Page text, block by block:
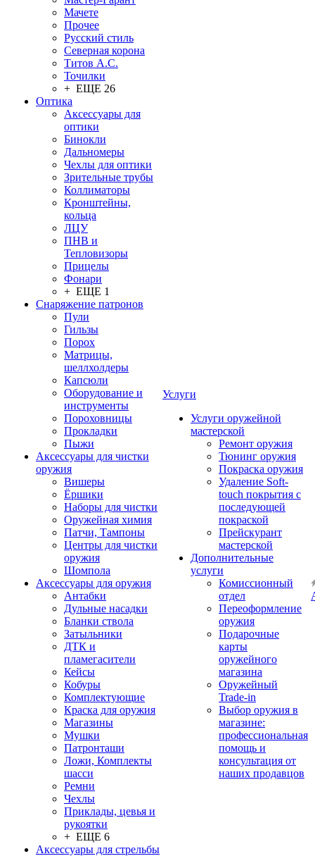
Мачете
Прочее
Русский стиль
Северная корона
Титов А.С.
Точилки
+ ЕЩЕ 26
Оптика
Аксессуары для
оптики
Бинокли
Дальномеры
Чехлы для оптики
Зрительные трубы
Коллиматоры
Кронштейны,
кольца
ЛЦУ
ПНВ и
Тепловизоры
Прицелы
Фонари
+ ЕЩЕ 1
Снаряжение патронов
Пули
Гильзы
Порох
Матрицы,
шеллхолдеры
Капсюли
Оборудование и
инструменты
Пороховницы
Прокладки
Пыжи
Аксессуары для чистки
оружия
Вишеры
Ёршики
Наборы для чистки
Оружейная химия
Патчи, Тампоны
Центры для чистки
оружия
Шомпола
Аксессуары для оружия
Антабки
Дульные насадки
Бланки ствола
Затыльники
ДТК и
пламегасители
Кейсы
Кобуры
Комплектующие
Краска для оружия
Магазины
Мушки
Патронташи
Ложи, Комплекты
шасси
Ремни
Чехлы
Приклады, цевья и
рукоятки
+ ЕЩЕ 6
Аксессуары для стрельбы
Услуги
Услуги оружейной
мастерской
Ремонт оружия
Тюнинг оружия
Покраска оружия
Удаление Soft-
touch покрытия с
последующей
покраской
Прейскурант
мастерской
Дополнительные
услуги
Комиссионный
отдел
Переоформление
оружия
Подарочные
карты
оружейного
магазина
Оружейный
Trade-in
Выбор оружия в
магазине:
профессиональная
помощь и
консультация от
наших продавцов